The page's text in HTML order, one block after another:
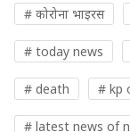
# कोरोना भाइरस
# today news
# death # kp
# latest news of